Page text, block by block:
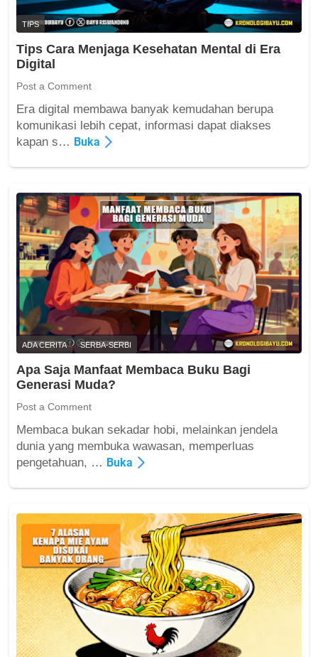
S
e
a
r
a
h
,
P
e
r
e
m
b
a
n
g
a
n
D
a
n
D
a
p
a
k
n
a
TIPS
Tips Cara Menjaga Kesehatan Mental di Era
Digital
Post a Comment
Era digital membawa banyak kemudahan berupa
komunikasi lebih cepat, informasi dapat diakses
kapan s… Buka
T
s
a
r
a
M
e
n
j
a
g
a
e
s
a
t
a
n
e
t
a
l
d
i
r
ADA CERITA SERBA-SERBI
Apa Saja Manfaat Membaca Buku Bagi
Generasi Muda?
Post a Comment
Membaca bukan sekadar hobi, melainkan jendela
dunia yang membuka wawasan, memperluas
pengetahuan, … Buka
A
p
S
a
M
a
n
f
a
t